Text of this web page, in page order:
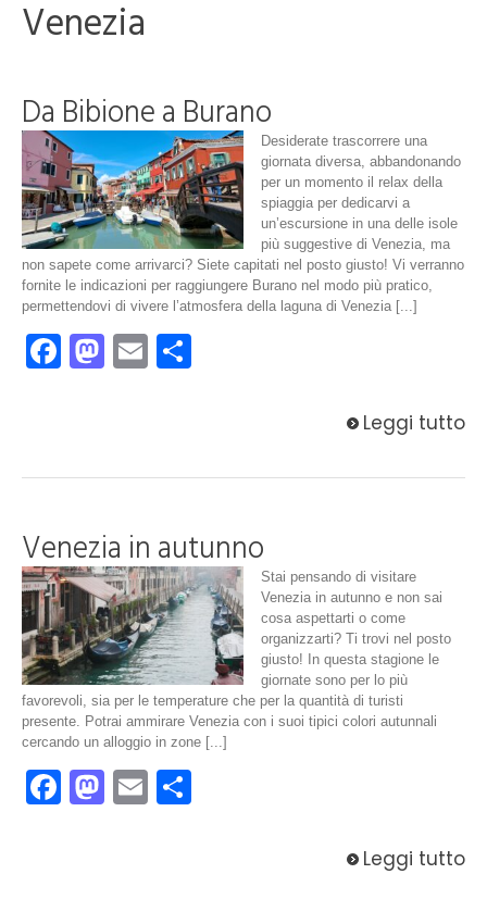
Venezia
Da Bibione a Burano
Desiderate trascorrere una
giornata diversa, abbandonando
per un momento il relax della
spiaggia per dedicarvi a
un’escursione in una delle isole
più suggestive di Venezia, ma
non sapete come arrivarci? Siete capitati nel posto giusto! Vi verranno
fornite le indicazioni per raggiungere Burano nel modo più pratico,
permettendovi di vivere l’atmosfera della laguna di Venezia [...]
Facebook
Mastodon
Email
Leggi tutto
Venezia in autunno
Stai pensando di visitare
Venezia in autunno e non sai
cosa aspettarti o come
organizzarti? Ti trovi nel posto
giusto! In questa stagione le
giornate sono per lo più
favorevoli, sia per le temperature che per la quantità di turisti
presente. Potrai ammirare Venezia con i suoi tipici colori autunnali
cercando un alloggio in zone [...]
Facebook
Mastodon
Email
Leggi tutto